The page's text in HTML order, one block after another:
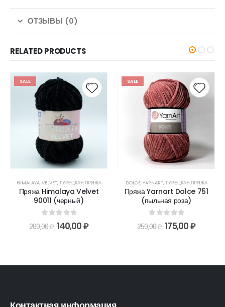
ОТЗЫВЫ (0)
RELATED PRODUCTS
SALE
HIMALAYA,VELVET,ТУРЕЦКАЯ ПРЯЖА
Пряжа Himalaya Velvet
90011 (черный)
out of 5
200,00₽ 140,00₽
SALE
DOLCE,YARNART,ТУРЕЦКАЯ ПРЯЖА
Пряжа Yarnart Dolce 751
(пыльная роза)
out of 5
250,00₽ 175,00₽